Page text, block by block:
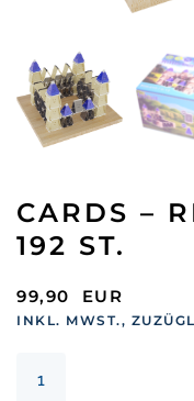
CARDS –
192 ST.
99,90 EUR
INKL. MWST.,